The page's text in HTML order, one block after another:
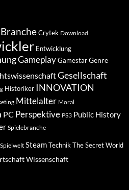
Branche Crytek Download
Entwicklung
Gameplay Gamestar Genre
Gesellschaft
Historiker INNOVATION
Mittelalter Moral
PC Perspektive PS3 Public History
Spielebranche
Spielwelt Steam Technik The Secret World
Wissenschaft